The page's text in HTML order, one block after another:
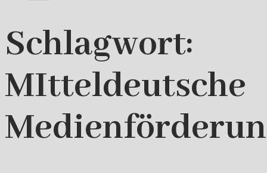
Schlagwort:
MItteldeutsche